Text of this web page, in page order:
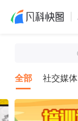
全部 社交媒体